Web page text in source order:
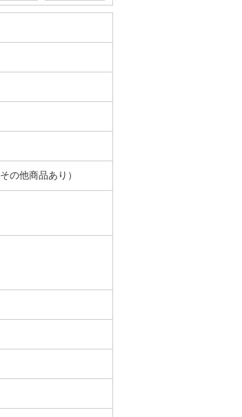
の他商品あり）